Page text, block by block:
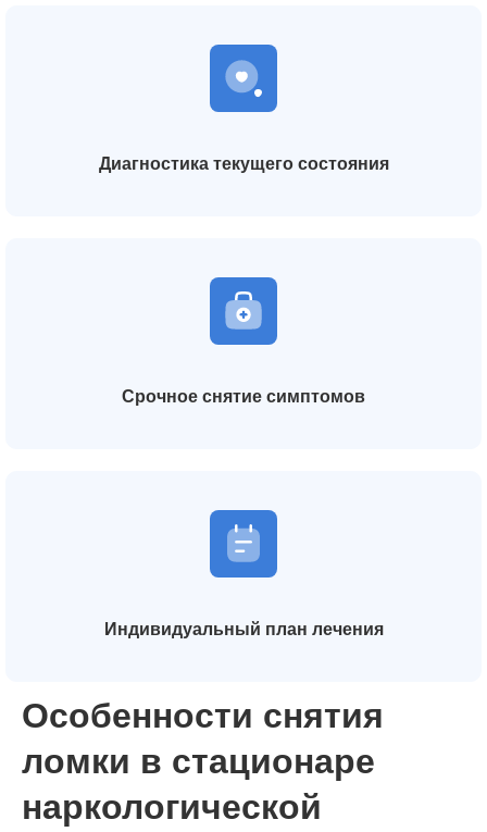
Диагностика текущего состояния
Срочное снятие симптомов
Индивидуальный план лечения
Особенности снятия
ломки в стационаре
наркологической